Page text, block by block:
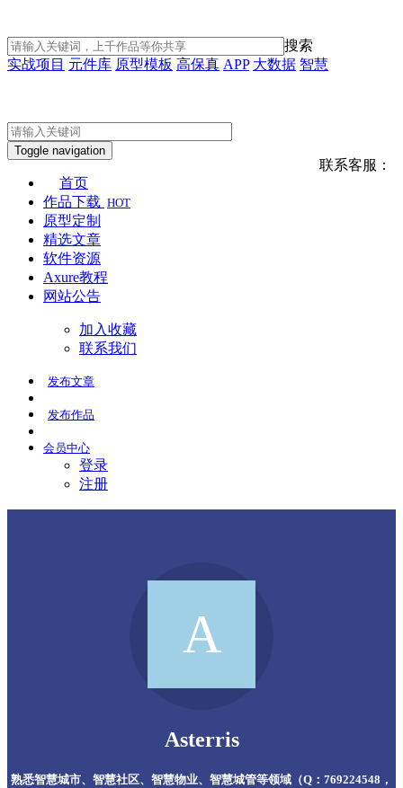
搜索
实战项目 元件库 原型模板 高保真 APP 大数据 智慧
联系客服：
Toggle navigation
首页
作品下载 HOT
原型定制
精选文章
软件资源
Axure教程
网站公告
加入收藏
联系我们
发布文章
发布作品
会员中心
登录
注册
Asterris
熟悉智慧城市、智慧社区、智慧物业、智慧城管等领域（Q：769224548，